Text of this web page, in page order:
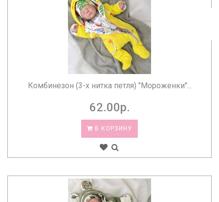
Комбинезон (3-х нитка петля) "Мороженки"...
62.00р.
В КОРЗИНУ